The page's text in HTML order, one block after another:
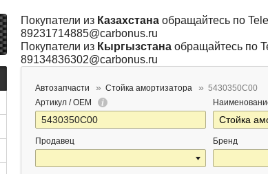
Покупатели из Казахстана обращайтесь по
89231714885@carbonus.ru
Покупатели из Кыргызстана обращайтесь по
89134836302@carbonus.ru
Автозапчасти Стойка амортизатора
5430350C00
Артикул / OEM
Продавец Бренд